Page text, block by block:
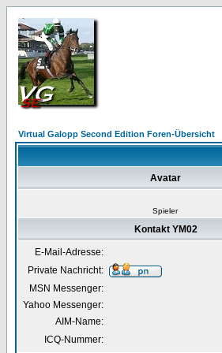
Virtual Galopp Second Edition Foren-Übersicht
Avatar
Spieler
Kontakt YM02
E-Mail-Adresse:
Private Nachricht:
MSN Messenger:
Yahoo Messenger:
AIM-Name:
ICQ-Nummer: